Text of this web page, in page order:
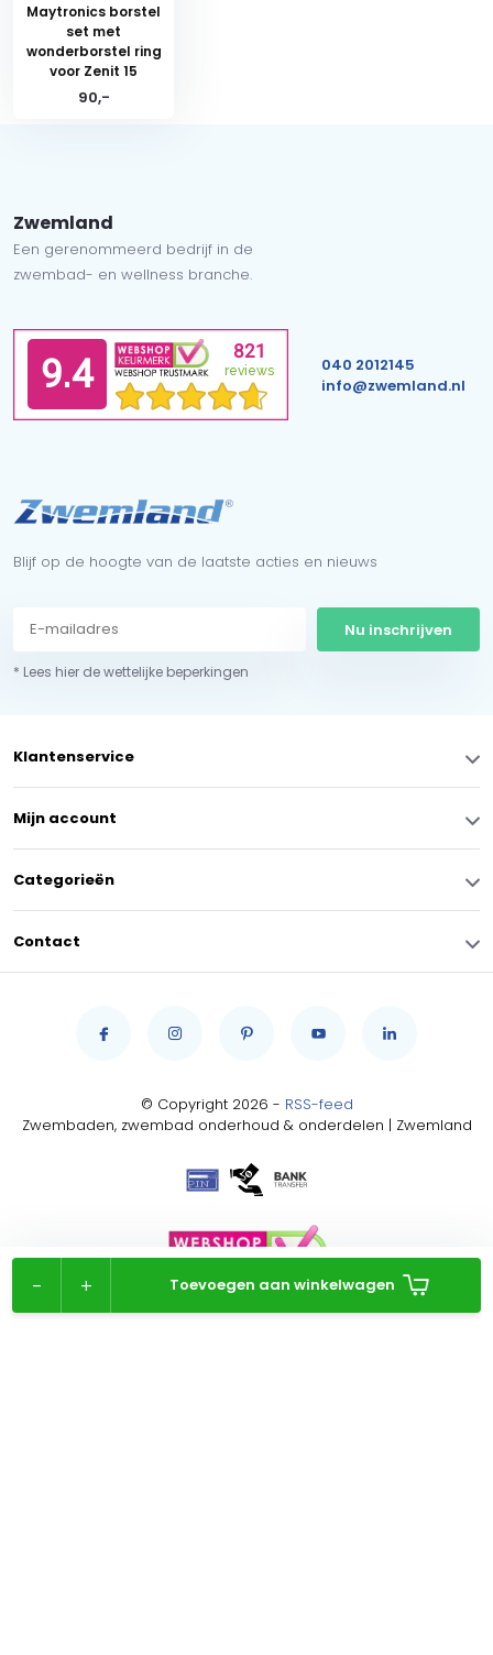
+
- Toevoegen aan winkelwagen
Maytronics borstel
set met
wonderborstel ring
voor Zenit 15
90,-
Zwemland
Een gerenommeerd bedrijf in de
zwembad- en wellness branche.
040 2012145
info@zwemland.nl
Blijf op de hoogte van de laatste acties en nieuws
Nu inschrijven
* Lees hier de wettelijke beperkingen
Klantenservice
Mijn account
Categorieën
Contact
© Copyright 2026 - RSS-feed
Zwembaden, zwembad onderhoud & onderdelen | Zwemland